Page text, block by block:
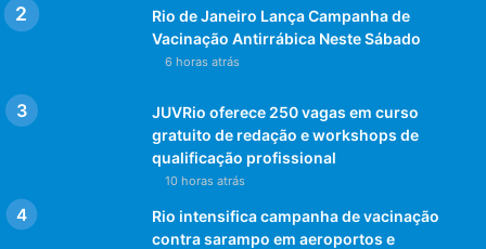
Rio de Janeiro Lança Campanha de
Vacinação Antirrábica Neste Sábado
6 horas atrás
JUVRio oferece 250 vagas em curso
gratuito de redação e workshops de
qualificação profissional
10 horas atrás
Rio intensifica campanha de vacinação
contra sarampo em aeroportos e